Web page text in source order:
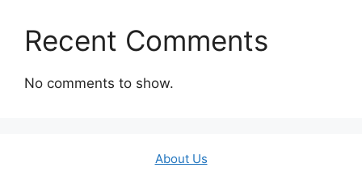
Recent Comments
No comments to show.
About Us